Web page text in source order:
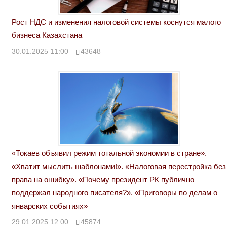
Рост НДС и изменения налоговой системы коснутся малого
бизнеса Казахстана
30.01.2025 11:00 43648
«Токаев объявил режим тотальной экономии в стране».
«Хватит мыслить шаблонами!». «Налоговая перестройка без
права на ошибку». «Почему президент РК публично
поддержал народного писателя?». «Приговоры по делам о
январских событиях»
29.01.2025 12:00 45874